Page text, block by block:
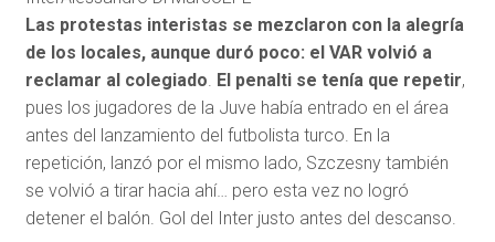
Las protestas interistas se mezclaron con la alegría
de los locales, aunque duró poco: el VAR volvió a
reclamar al colegiado El penalti se tenía que repetir,
pues los jugadores de la Juve había entrado en el área
antes del lanzamiento del futbolista turco. En la
repetición, lanzó por el mismo lado, Szczesny también
se volvió a tirar hacia ahí… pero esta vez no logró
detener el balón. Gol del Inter justo antes del descanso.